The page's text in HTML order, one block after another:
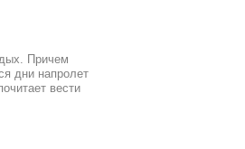
Причем
дни напролет
вести